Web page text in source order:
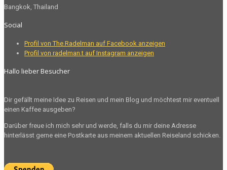
Bangkok, Thailand
Social
Profil von The.Radelman auf Facebook anzeigen
Profil von radelman.t auf Instagram anzeigen
Hallo lieber Besucher
Dir gefällt meine Idee zu Reisen und mein Blog und möchtest mir eventuell
einen Kaffee ausgeben?
Darüber freue ich mich sehr und werde, falls du mir deine Adresse
hinterlässt gerne eine Postkarte aus meinem aktuellen Reiseland schicken.